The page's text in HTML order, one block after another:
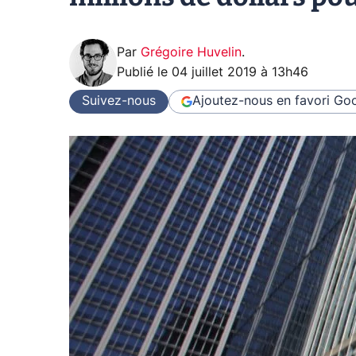
Par Grégoire Huvelin.
Publié le 04 juillet 2019 à 13h46
Suivez-nous Ajoutez-nous en favori